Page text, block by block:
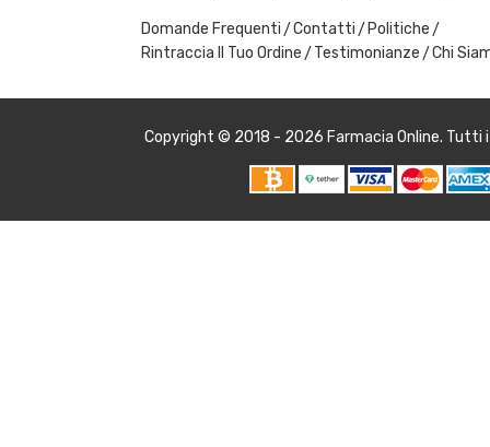
Domande Frequenti Contatti
Politiche
Rintraccia Il Tuo Ordine
Testimonianze Chi
Copyright © 2018 - 2026 Farmacia Online. Tutti